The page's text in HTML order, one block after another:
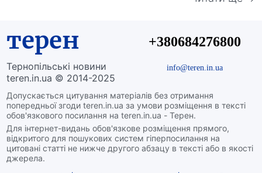
терен
Тернопільські новини
teren.in.ua © 2014-2025
Допускається цитування матеріалів без отримання
попередньої згоди teren.in.ua за умови розміщення в тексті
обов'язкового посилання на teren.in.ua - Терен.
Для інтернет-видань обов'язкове розміщення прямого,
відкритого для пошукових систем гіперпосилання на
цитовані статті не нижче другого абзацу в тексті або в якості
джерела.
+380684276800
info@teren.in.ua